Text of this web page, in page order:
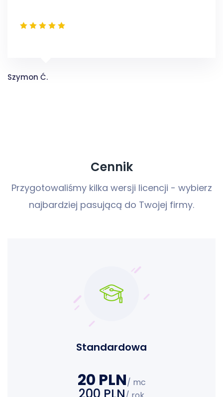
Szymon Ć.
Cennik
Przygotowaliśmy kilka wersji licencji - wybierz
najbardziej pasującą do Twojej firmy.
Standardowa
20 PLN/ mc